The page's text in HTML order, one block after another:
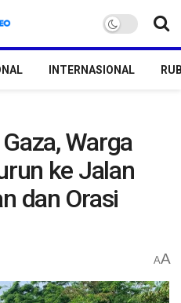
INTERNASIONAL
Warga
ke Jalan
dan Orasi
AA